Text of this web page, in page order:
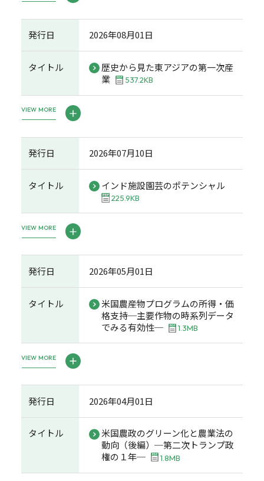
発行日 2026年08月01日
タイトル
歴史から見た東アジアの第一次産
業
537.2KB
VIEW MORE
発行日 2026年07月10日
タイトル インド施設園芸のポテンシャル
225.9KB
VIEW MORE
発行日 2026年05月01日
タイトル
米国農産物プログラムの所得・価
格支持─主要作物の時系列データ
でみる有効性─
1.3MB
VIEW MORE
発行日 2026年04月01日
タイトル
米国農政のグリーン化と農業法の
動向（後編）─第二次トランプ政
権の１年─
1.8MB